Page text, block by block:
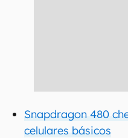
Snapdragon 480
celulares básicos